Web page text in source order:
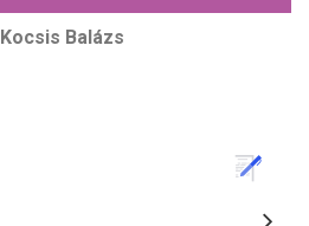
Kocsis Balázs